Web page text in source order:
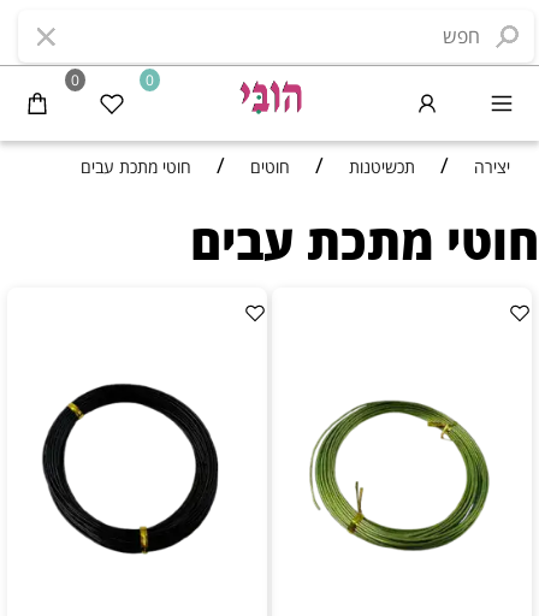
0 0
יצירה / תכשיטנות / חוטים / חוטי מתכת עבים
חוטי מתכת עבים